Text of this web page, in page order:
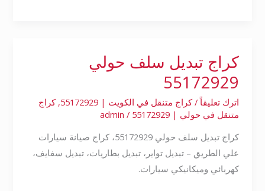
كراج تبديل سلف حولي
55172929
اترك تعليقاً /كراج متنقل في الكويت | 55172929 ,كراج
متنقل في حولي | 55172929
/
admin
كراج تبديل سلف حولي 55172929، كراج صيانة سيارات
علي الطريق – تبديل تواير، تبديل بطاريات، تبديل سفايف،
كهربائي وميكانيكي سيارات.
كراج
تبديل
سلف
حولي
55172929